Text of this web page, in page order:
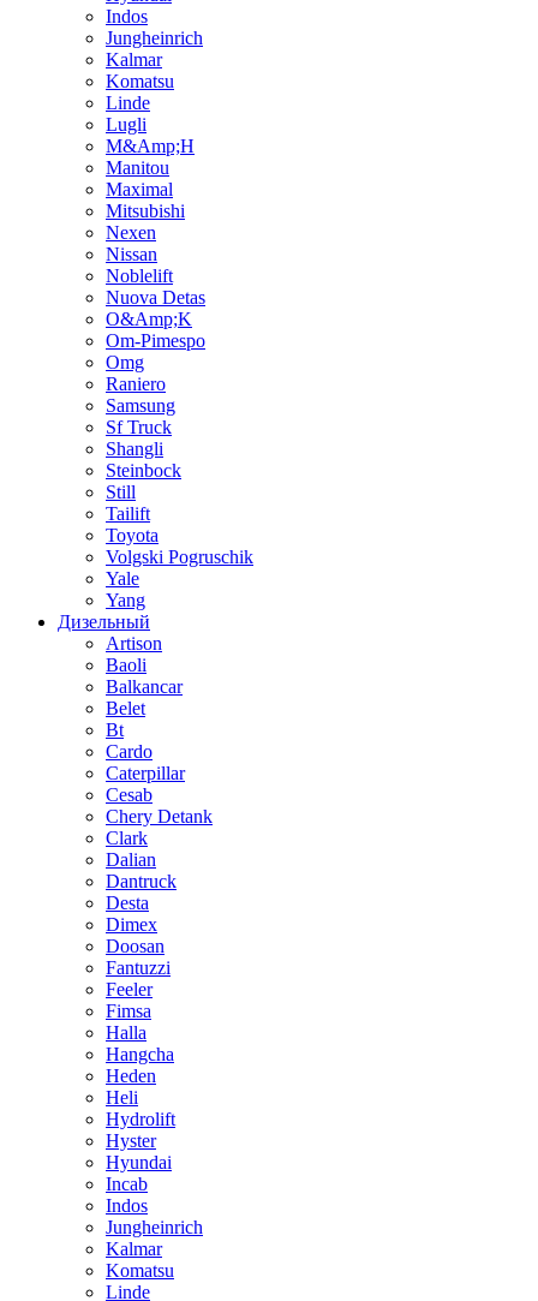
Indos
Jungheinrich
Kalmar
Komatsu
Linde
Lugli
M&Amp;H
Manitou
Maximal
Mitsubishi
Nexen
Nissan
Noblelift
Nuova Detas
O&Amp;K
Om-Pimespo
Omg
Raniero
Samsung
Sf Truck
Shangli
Steinbock
Still
Tailift
Toyota
Volgski Pogruschik
Yale
Yang
Дизельный
Artison
Baoli
Balkancar
Belet
Bt
Cardo
Caterpillar
Cesab
Chery Detank
Clark
Dalian
Dantruck
Desta
Dimex
Doosan
Fantuzzi
Feeler
Fimsa
Halla
Hangcha
Heden
Heli
Hydrolift
Hyster
Hyundai
Incab
Indos
Jungheinrich
Kalmar
Komatsu
Linde